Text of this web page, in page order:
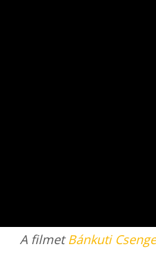
A filmetBánkuti Csenge